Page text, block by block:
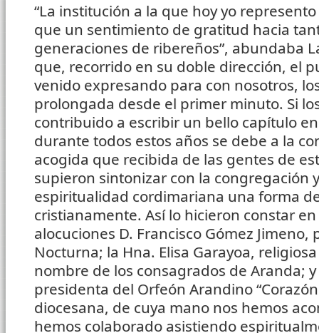
“La institución a la que hoy yo
que un sentimiento de gratitud hacia
generaciones de ribereños”, abundaba
que, recorrido en su doble dirección, el
venido expresando para con nosotros,
prolongada desde el primer minuto. Si
contribuido a escribir un bello capítulo
durante todos estos años se debe a la
acogida que recibida de las gentes de
supieron sintonizar con la congregación
espiritualidad cordimariana una forma
cristianamente. Así lo hicieron constar
alocuciones D. Francisco Gómez
Nocturna; la Hna. Elisa Garayoa,
nombre de los consagrados de Aranda;
presidenta del Orfeón Arandino
diocesana, de cuya mano nos hemos
hemos colaborado asistiendo